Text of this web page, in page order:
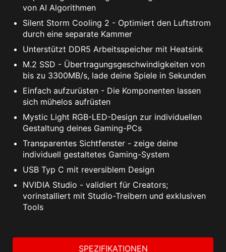
Silent Storm Cooling 2 - Optimiert den Luftstrom
Unterstützt DDR5 Arbeitsspeicher mit Heatsink
M.2 SSD - Übertragungsgeschwindigkeiten von
bis zu 3300MB/s, lade deine Spiele in Sekunden
Einfach aufzurüsten - Die Komponenten lassen
sich mühelos aufrüsten
Mystic Light RGB-LED-Design zur individuellen
Transparentes Sichtfenster - zeige deine
individuell gestaltetes Gaming-System
USB Typ C mit reversiblem Design
NVIDIA Studio - validiert für Creators;
vorinstalliert mit Studio-Treibern und exklusiven
Tools